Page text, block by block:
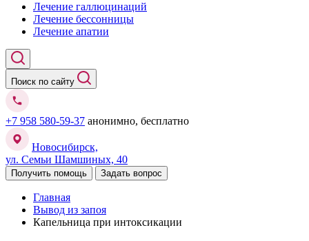
Лечение галлюцинаций
Лечение бессонницы
Лечение апатии
Поиск по сайту
+7 958 580-59-37 анонимно, бесплатно
Новосибирск,
ул. Семьи Шамшиных, 40
Получить помощь Задать вопрос
Главная
Вывод из запоя
Капельница при интоксикации